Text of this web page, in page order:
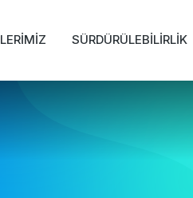
SÜRDÜRÜLEBİLİRLİK